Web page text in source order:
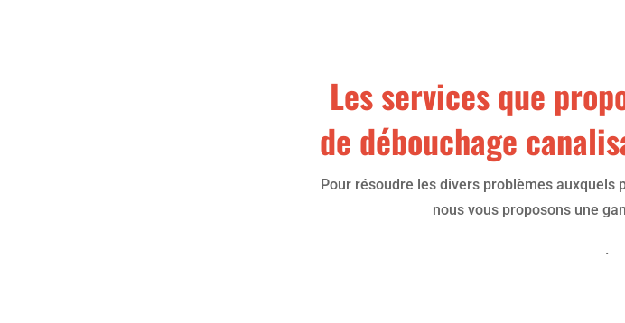
Les services que
de débouchage
Pour résoudre les divers problèmes auxquels
nous vous proposons une
.